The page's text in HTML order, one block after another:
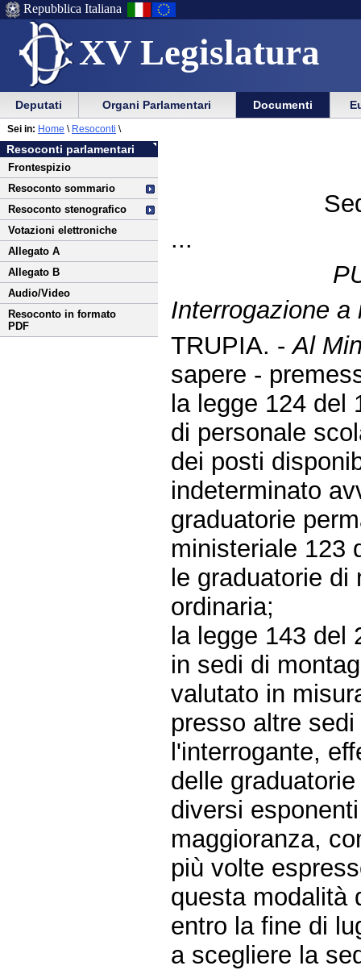
XV Legislatura
Menu
di
ausilio
alla
navigazione
Vai
Menu
di
navigazione
principale
Repubblica Italiana
Menu
di
navigazione
principale
Vai
menu
di
sezione
Deputati Organi Parlamentari Documenti
Vai
al
contenuto
Resoconti parlamentari
Frontespizio
Resoconto sommario
Resoconto stenografico
Votazioni elettroniche
Allegato A
Allegato B
Audio/Video
Resoconto in formato
PDF
Sei in: Home \ Resoconti \
...
Interrogazione
TRUPIA. -Al
sapere -
la legge 124 del
di personale
dei posti
indeterminato
graduatorie
ministeriale 123
le graduatorie di
ordinaria;
la legge 143 del
in sedi di
valutato in
presso altre
l'interrogante,
delle
diversi
maggioranza,
più volte
questa modalità
entro la fine di
a scegliere la